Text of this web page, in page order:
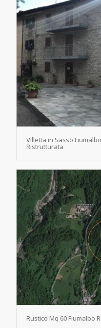
Villetta in Sasso
Ristrutturata
Rustico Mq 60 Fiumalbo